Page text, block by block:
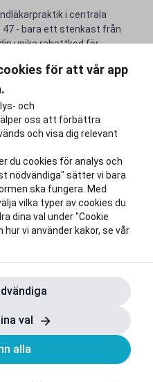
i centrala
47 - bara ett stenkast från
unika rabattkod för
för att vår app
och
oss att förbättra
och visa dig relevant
du cookies för analys och
nödvändiga" sätter vi bara
ska fungera. Med
vilka typer av cookies du
dina val under "Cookie
hur vi använder kakor, se vår
val
alla